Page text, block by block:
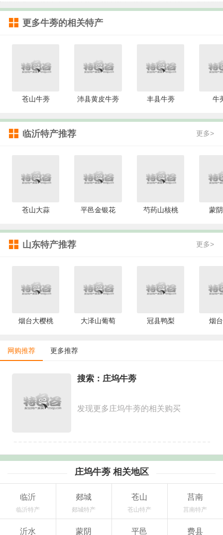
更多牛蒡的相关特产
苍山牛蒡 沛县黄皮牛蒡 丰县牛蒡 牛
临沂特产推荐 更多>
苍山大蒜 平邑金银花 芍药山核桃 蒙
山东特产推荐 更多>
烟台大樱桃 大泽山葡萄 冠县鸭梨 烟
网购推荐 更多推荐
搜索：庄坞牛蒡
发现更多庄坞牛蒡的相关购买
庄坞牛蒡 相关地区
临沂
临沂特产
郯城
郯城特产
苍山
苍山特产
莒南
莒南特产
沂水 蒙阴 平邑 费县